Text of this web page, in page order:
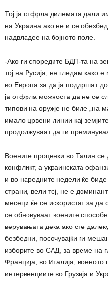
Тој ја отфрла дилемата дали
на Украина ако не и се
надвладее на бојното поле.
-Ако ги споредите БДП-та на
тој на Русија, не гледам како
во Европа за да ја поддршат
ја отфрла можноста да не се
типови на оружје не биле „на
имало црвени линии кај
продолжуваат да ги
Воените проценки во Талин се
конфликт, а украинската
и во наредните недели ќе
страни, вели тој, не е
месеци ќе се искористат за
се обновуваат воените
верувањата дека ако сте
безбедни, посочувајќи ги
изборите во САД, за време на
Франција, во Италија, военото
интервенциите во Грузија и